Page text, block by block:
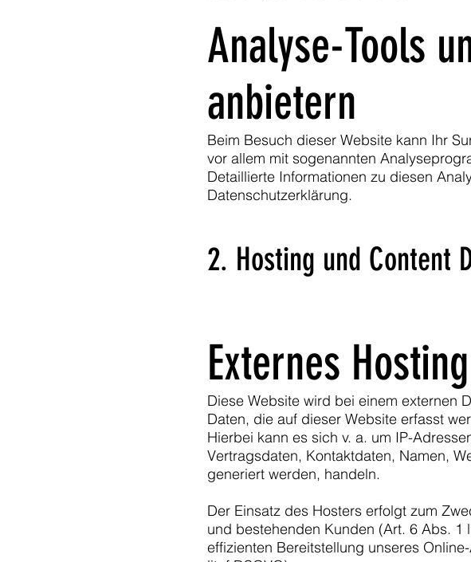
Analyse-Tools
anbietern
Beim Besuch dieser Website kann Ihr
vor allem mit sogenannten
Detaillierte Informationen zu diesen
Datenschutzerklärung.
2. Hosting und Content
Externes Hosting
Diese Website wird bei einem externen
Daten, die auf dieser Website erfasst
Hierbei kann es sich v. a. um IP-
Vertragsdaten, Kontaktdaten, Namen,
generiert werden, handeln.
Der Einsatz des Hosters erfolgt zum
und bestehenden Kunden (Art. 6 Abs. 1
effizienten Bereitstellung unseres